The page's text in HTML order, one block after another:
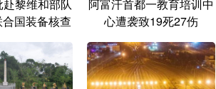
黎维和部队
国装备核查
阿富汗首都一教育培训中
心遭袭致19死27伤